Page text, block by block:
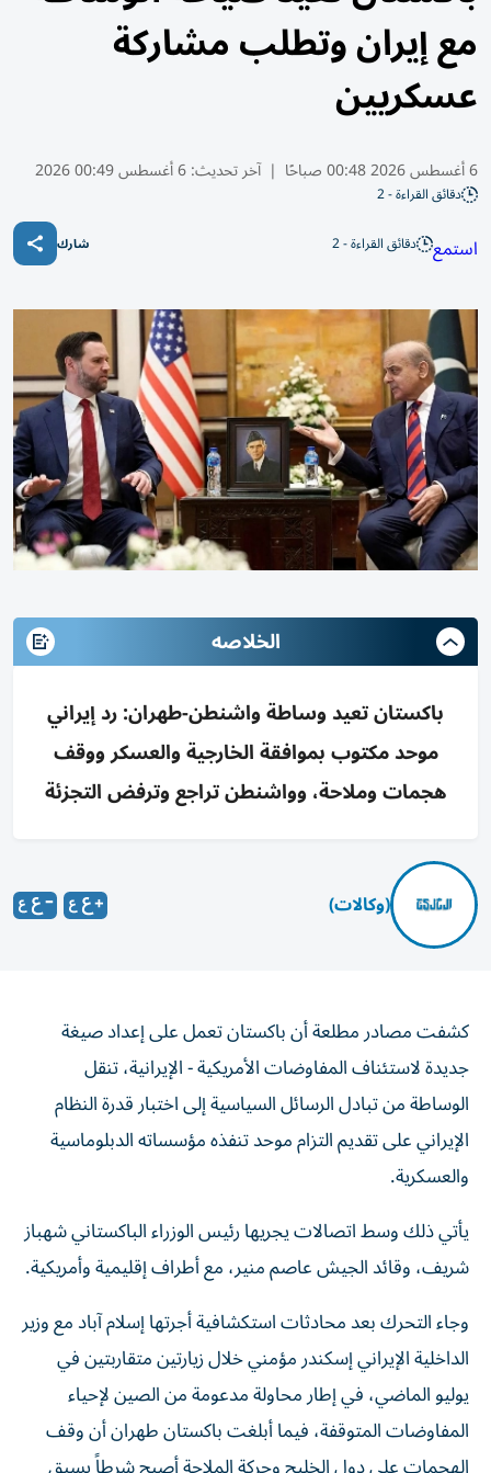
مع إيران وتطلب مشاركة
عسكريين
6 أغسطس 2026 00:48 صباحًا | آخر تحديث:6 أغسطس 00:49 2026
دقائق القراءة - 2
استمع دقائق القراءة - 2 شارك
الخلاصه
باكستان تعيد وساطة واشنطن-طهران: رد إيراني
موحد مكتوب بموافقة الخارجية والعسكر ووقف
هجمات وملاحة، وواشنطن تراجع وترفض التجزئة
(وكالات)
كشفت مصادر مطلعة أن باكستان تعمل على إعداد صيغة
جديدة لاستئناف المفاوضات الأمريكية - الإيرانية، تنقل
الوساطة من تبادل الرسائل السياسية إلى اختبار قدرة النظام
الإيراني على تقديم التزام موحد تنفذه مؤسساته الدبلوماسية
والعسكرية.
يأتي ذلك وسط اتصالات يجريها رئيس الوزراء الباكستاني شهباز
شريف، وقائد الجيش عاصم منير، مع أطراف إقليمية وأمريكية.
وجاء التحرك بعد محادثات استكشافية أجرتها إسلام آباد مع وزير
الداخلية الإيراني إسكندر مؤمني خلال زيارتين متقاربتين في
يوليو الماضي، في إطار محاولة مدعومة من الصين لإحياء
المفاوضات المتوقفة، فيما أبلغت باكستان طهران أن وقف
الهجمات على دول الخليج وحركة الملاحة أصبح شرطاً يسبق